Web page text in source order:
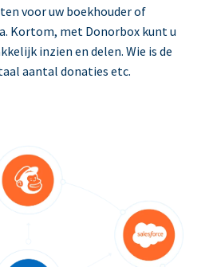
voor uw boekhouder of
Kortom, met Donorbox kunt u
inzien en delen. Wie is de
aantal donaties etc.